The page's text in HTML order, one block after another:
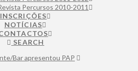
Percursos 2010-2011
INSCRIÇÕES
NOTÍCIAS
SEARCH
Bar apresentou PAP